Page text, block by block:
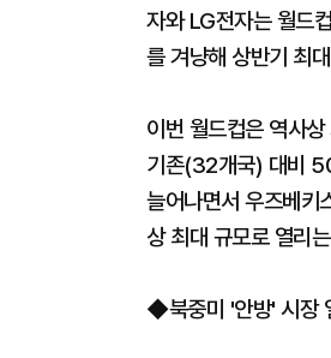
자와 LG전자는 월드
를 겨냥해 상반기 최
이번 월드컵은 역사
기존(32개국) 대비
늘어나면서 우즈베키
상 최대 규모로 열리
◆북중미 '안방' 시장